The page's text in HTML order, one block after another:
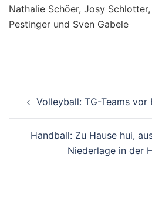
Nathalie Schöer, Josy
Pestinger und Sven Gabele
Volleyball: TG-Teams vor
Handball: Zu Hause hui,
Niederlage in der